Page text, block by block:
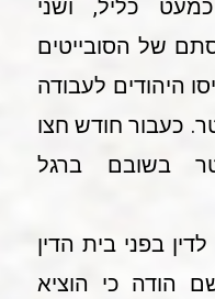
כליל, ושני
של הסובייטים
במארס 1944, גויסו היהודים לעבודה
כעבור חודש חצו
בשובם ברגל
לדין בפני בית הדין
הודה כי הוציא